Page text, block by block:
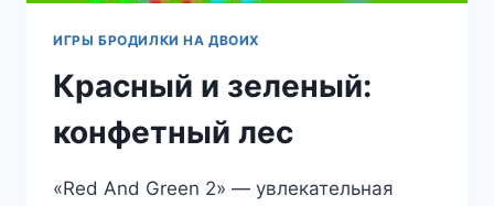
ИГРЫ БРОДИЛКИ НА ДВОИХ
Красный и зеленый:
конфетный лес
«Red And Green 2» — увлекательная